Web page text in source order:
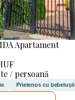
Apartament
/ persoană
Prietenos cu bebelușii